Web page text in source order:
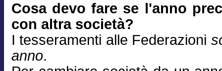
Cosa devo fare se l'anno
con altra società?
I tesseramenti alle Federazioni
anno.